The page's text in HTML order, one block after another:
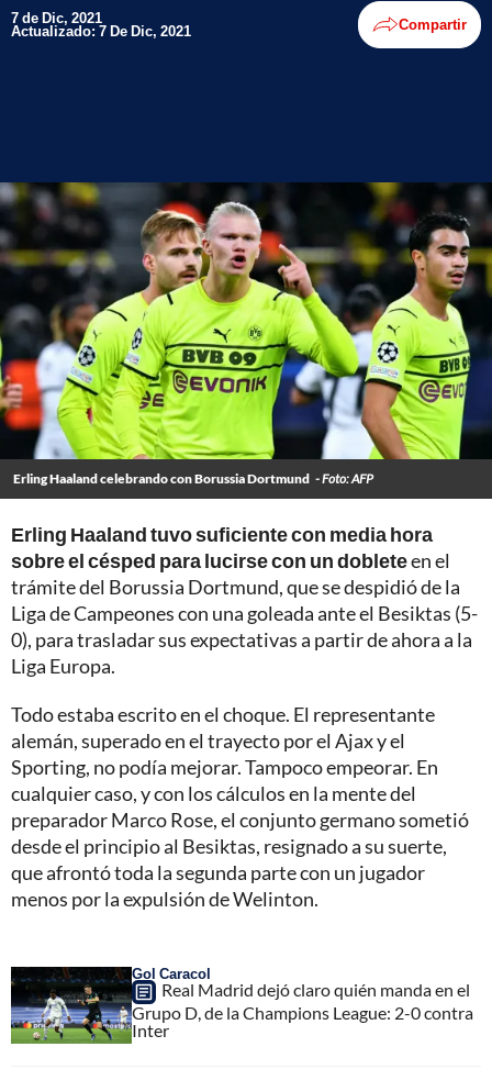
7 de Dic, 2021
Actualizado: 7 De Dic, 2021 Compartir
Erling Haaland celebrando con Borussia Dortmund - Foto: AFP
Erling Haaland tuvo suficiente con media hora
sobre el césped para lucirse con un dobleteen el
trámite del Borussia Dortmund, que se despidió de la
Liga de Campeones con una goleada ante el Besiktas (5-
0), para trasladar sus expectativas a partir de ahora a la
Liga Europa.
Todo estaba escrito en el choque. El representante
alemán, superado en el trayecto por el Ajax y el
Sporting, no podía mejorar. Tampoco empeorar. En
cualquier caso, y con los cálculos en la mente del
preparador Marco Rose, el conjunto germano sometió
desde el principio al Besiktas, resignado a su suerte,
que afrontó toda la segunda parte con un jugador
menos por la expulsión de Welinton.
Gol Caracol
Real Madrid dejó claro quién manda en el
Grupo D, de la Champions League: 2-0 contra
Inter